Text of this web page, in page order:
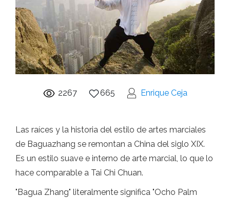
2267 665 Enrique Ceja
Las raíces y la historia del estilo de artes marciales
de Baguazhang se remontan a China del siglo XIX.
Es un estilo suave e interno de arte marcial, lo que lo
hace comparable a Tai Chi Chuan.
"Bagua Zhang" literalmente significa "Ocho Palm